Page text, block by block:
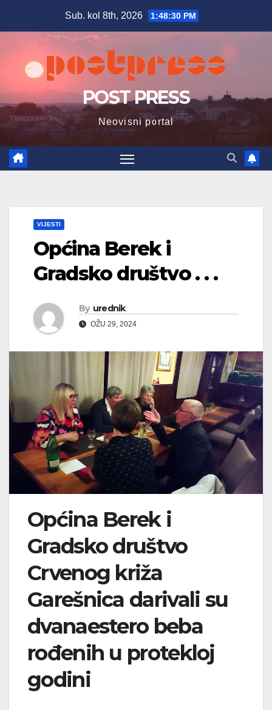
Sub. kol 8th, 2026 1:48:31 PM
POST PRESS
Neovisni portal
VIJESTI
Općina Berek i
Gradsko društvo . . .
By urednik
OŽU 29, 2024
Općina Berek i
Gradsko društvo
Crvenog križa
Garešnica darivali su
dvanaestero beba
rođenih u protekloj
godini